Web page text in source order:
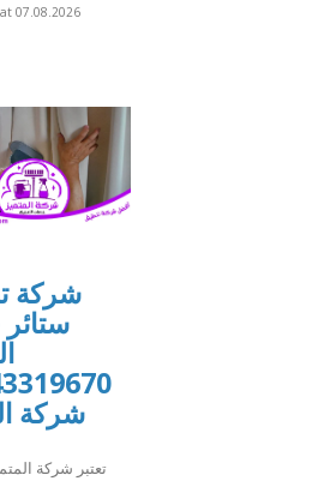
07.08.2026
شركة
شركة
تعتبر شركة